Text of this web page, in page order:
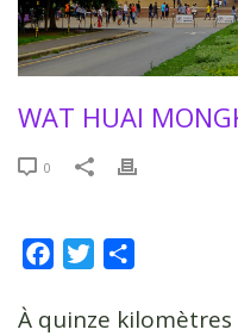
WAT HUAI
0
c
i
r
À quinze kilomètres